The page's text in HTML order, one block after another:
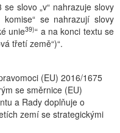
slovo „v“ nahrazuje slovy
komise“ se nahrazují slovy
unie39)“ a na konci textu se
třetí země“)“.
(EU) 2016/1675
se směrnice (EU)
a Rady doplňuje o
zemí se strategickými